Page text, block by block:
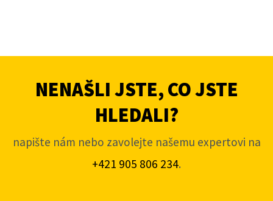
NENAŠLI JSTE, CO JSTE
HLEDALI?
napište nám nebo zavolejte našemu expertovi na
+421 905 806 234.